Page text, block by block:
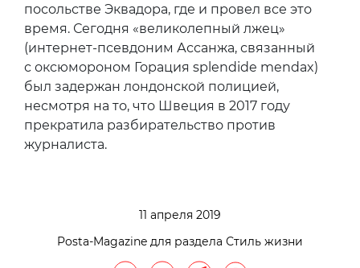
посольстве Эквадора, где и провел все это
время. Сегодня «великолепный лжец»
(интернет-псевдоним Ассанжа, связанный
с оксюмороном Горация splendide mendax)
был задержан лондонской полицией,
несмотря на то, что Швеция в 2017 году
прекратила разбирательство против
журналиста.
11 апреля 2019
Posta-Magazine для раздела Стиль жизни